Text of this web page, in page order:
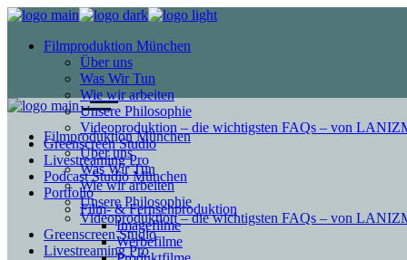
Filmproduktion München
Über uns
Was Wir Tun
Wie wir arbeiten
Unsere Philosophie
Videoproduktion – die wichtigsten FAQs – von
Greenscreen Studio
Livestreaming Pro
Podcast Studio München
Portfolio
Film- & Fernsehproduktion
Imagefilme
Werbefilme
Filmproduktion München
Über uns
Was Wir Tun
Wie wir arbeiten
Unsere Philosophie
Videoproduktion – die wichtigsten FAQs – von
Greenscreen Studio
Livestreaming Pro